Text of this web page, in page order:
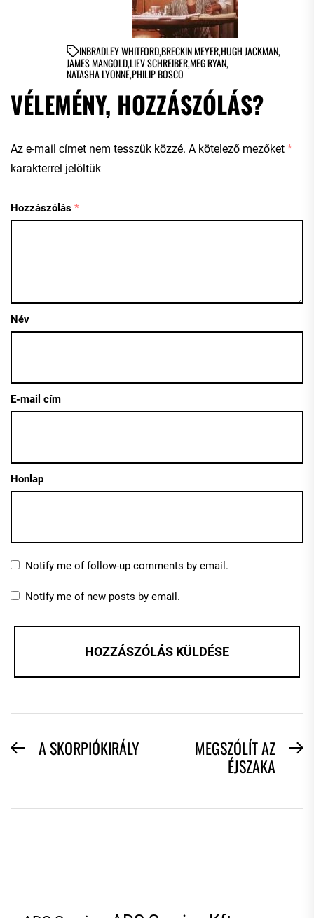
INBRADLEY WHITFORD,BRECKIN MEYER,HUGH JACKMAN,
JAMES MANGOLD,LIEV SCHREIBER,MEG RYAN,
NATASHA LYONNE,PHILIP BOSCO
VÉLEMÉNY, HOZZÁSZÓLÁS?
Az e-mail címet nem tesszük közzé. A kötelező mezőket *
karakterrel jelöltük
Hozzászólás *
Név
E-mail cím
Honlap
Notify me of follow-up comments by email.
Notify me of new posts by email.
BEJEGYZÉS
PreviousA SKORPIÓKIRÁLY
MEGSZÓLÍT AZ
ÉJSZAKA